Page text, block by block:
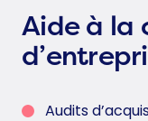
Aide à la
Audits